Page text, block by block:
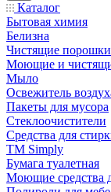
Каталог
Бытовая химия
Белизна
Чистящие порошки
Моющие и
Мыло
Освежитель
Пакеты для мусора
Стеклоочистители
Средства для
TM Simply
Бумага туалетная
Моющие средства